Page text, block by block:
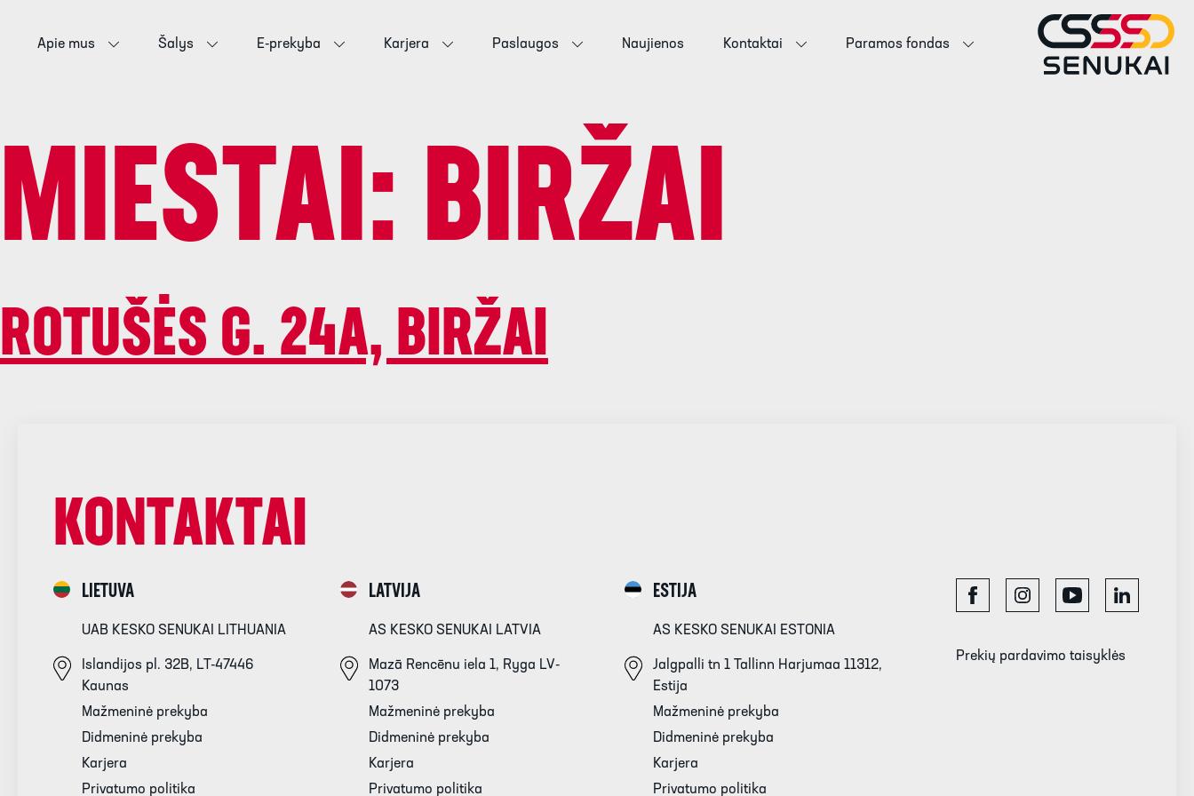
Apie mus Šalys E-prekyba Karjera Paslaugos Naujienos Kontaktai Paramos fondas
MIESTAI: BIRŽAI
ROTUŠĖS G. 24A, BIRŽAI
KONTAKTAI
LIETUVA
UAB KESKO SENUKAI LITHUANIA
Islandijos pl. 32B, LT-47446
Kaunas
Mažmeninė prekyba
Didmeninė prekyba
Karjera
Privatumo politika
LATVIJA
AS KESKO SENUKAI LATVIA
Mazā Rencēnu iela 1, Ryga LV-
1073
Mažmeninė prekyba
Didmeninė prekyba
Karjera
Privatumo politika
ESTIJA
AS KESKO SENUKAI ESTONIA
Jalgpalli tn 1 Tallinn Harjumaa 11312,
Estija
Mažmeninė prekyba
Didmeninė prekyba
Karjera
Privatumo politika
Prekių pardavimo taisyklės